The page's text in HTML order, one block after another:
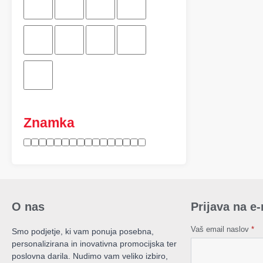
Znamka
O nas
Smo podjetje, ki vam ponuja posebna,
personalizirana in inovativna promocijska ter
poslovna darila. Nudimo vam veliko izbiro,
Prijava na
Vaš email naslov *